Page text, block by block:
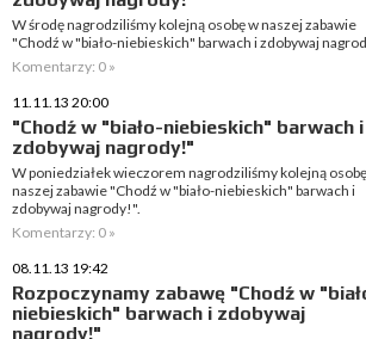
W środę nagrodziliśmy kolejną osobę w naszej zabawie
"Chodź w "biało-niebieskich" barwach i zdobywaj
Komentarzy: 0 »
11.11.13 20:00
"Chodź w "biało-niebieskich" barwach i
zdobywaj nagrody!"
W poniedziałek wieczorem nagrodziliśmy kolejną
naszej zabawie "Chodź w "biało-niebieskich" barwach i
zdobywaj nagrody!".
Komentarzy: 0 »
08.11.13 19:42
Rozpoczynamy zabawę "Chodź w
niebieskich" barwach i zdobywaj
nagrody!"